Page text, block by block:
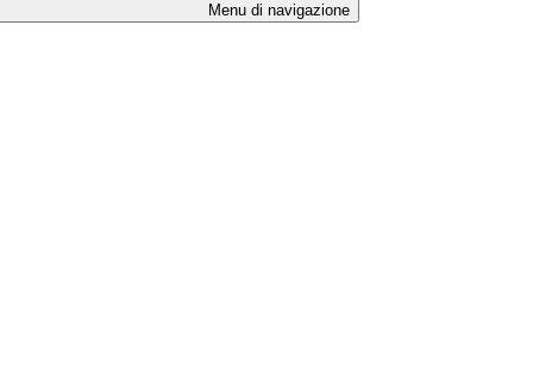
Menu di navigazione